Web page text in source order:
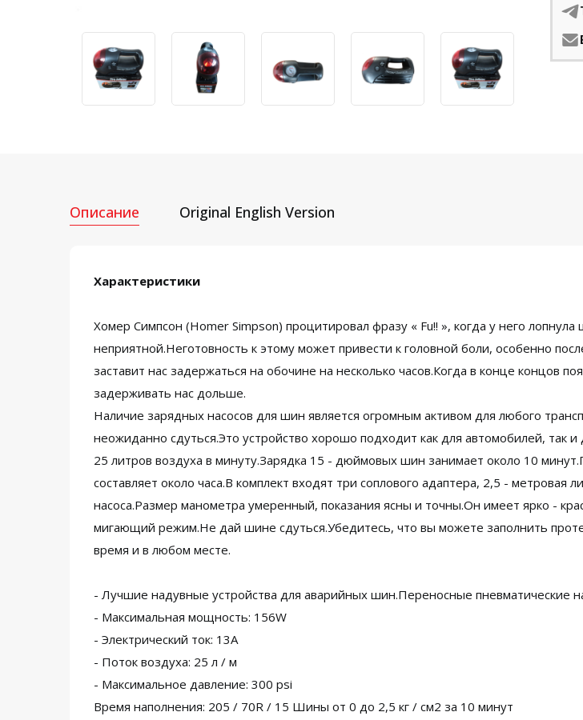
Описание Original English Version
Характеристики
Хомер Симпсон (Homer Simpson) процитировал фразу « Fu!! », когда у него
неприятной.Неготовность к этому может привести к головной боли, особенно
заставит нас задержаться на обочине на несколько часов.Когда в конце концов
задерживать нас дольше.
Наличие зарядных насосов для шин является огромным активом для любого
неожиданно сдуться.Это устройство хорошо подходит как для автомобилей,
25 литров воздуха в минуту.Зарядка 15 - дюймовых шин занимает около 10
составляет около часа.В комплект входят три соплового адаптера, 2,5 - метровая
насоса.Размер манометра умеренный, показания ясны и точны.Он имеет ярко -
мигающий режим.Не дай шине сдуться.Убедитесь, что вы можете заполнить
время и в любом месте.
- Лучшие надувные устройства для аварийных шин.Переносные пневматические
- Максимальная мощность: 156W
- Электрический ток: 13A
- Поток воздуха: 25 л / м
- Максимальное давление: 300 psi
Время наполнения: 205 / 70R / 15 Шины от 0 до 2,5 кг / см2 за 10 минут